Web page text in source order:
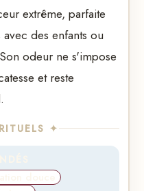
extrême, parfaite
des enfants ou
odeur ne s'impose
et reste
✦